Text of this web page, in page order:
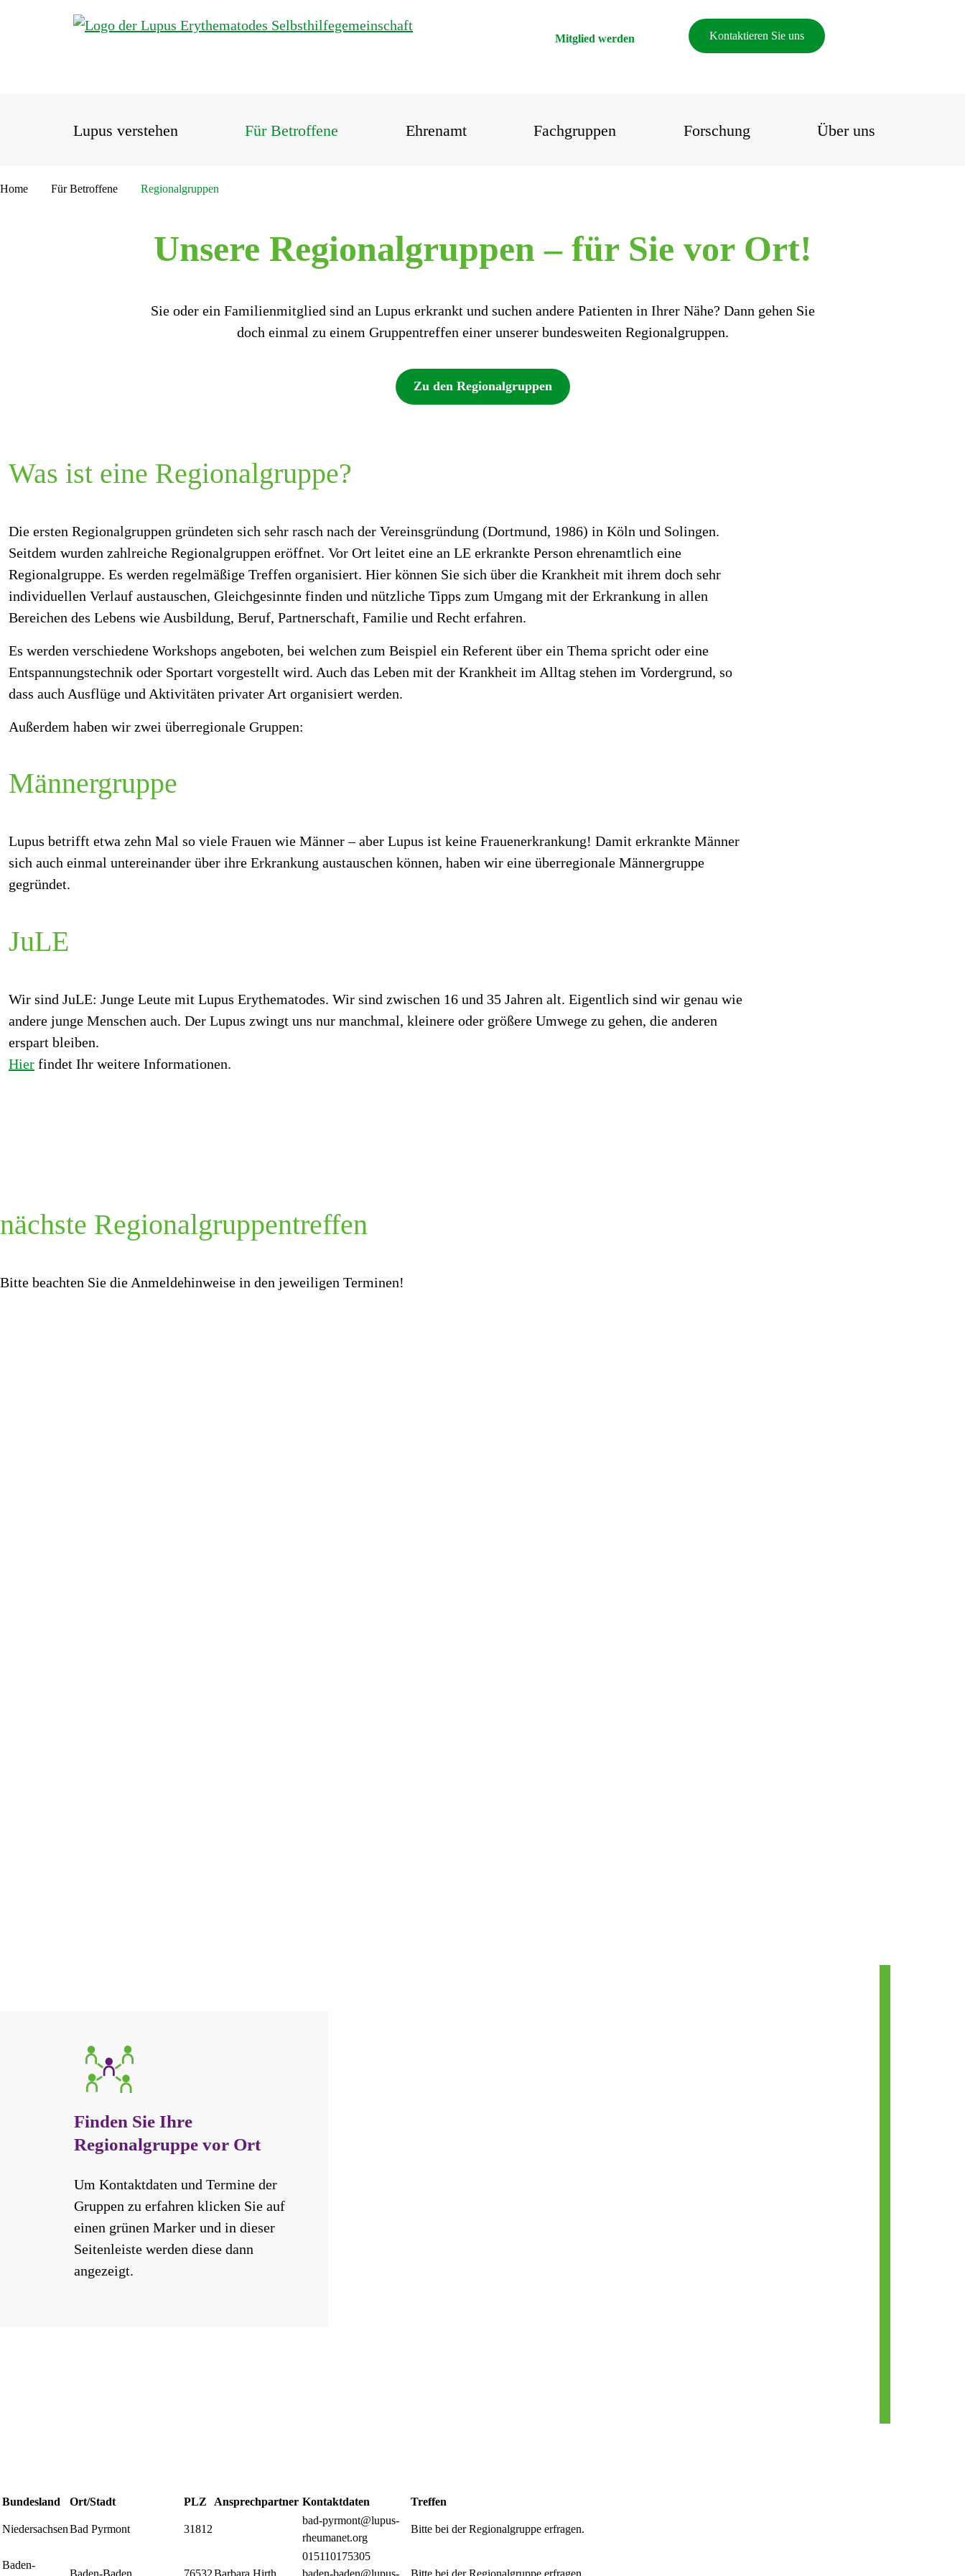
Mitglied werden Kontaktieren Sie uns
Lupus verstehen Für Betroffene Ehrenamt Fachgruppen Forschung Über uns
Home Für Betroffene Regionalgruppen
Unsere Regionalgruppen – für Sie vor Ort!
Sie oder ein Familienmitglied sind an Lupus erkrankt und suchen andere Patienten in Ihrer Nähe? Dann gehen Sie
doch einmal zu einem Gruppentreffen einer unserer bundesweiten Regionalgruppen.
Zu den Regionalgruppen
Was ist eine Regionalgruppe?
Die ersten Regionalgruppen gründeten sich sehr rasch nach der Vereinsgründung (Dortmund, 1986) in Köln und Solingen.
Seitdem wurden zahlreiche Regionalgruppen eröffnet. Vor Ort leitet eine an LE erkrankte Person ehrenamtlich eine
Regionalgruppe. Es werden regelmäßige Treffen organisiert. Hier können Sie sich über die Krankheit mit ihrem doch sehr
individuellen Verlauf austauschen, Gleichgesinnte finden und nützliche Tipps zum Umgang mit der Erkrankung in allen
Bereichen des Lebens wie Ausbildung, Beruf, Partnerschaft, Familie und Recht erfahren.
Es werden verschiedene Workshops angeboten, bei welchen zum Beispiel ein Referent über ein Thema spricht oder eine
Entspannungstechnik oder Sportart vorgestellt wird. Auch das Leben mit der Krankheit im Alltag stehen im Vordergrund, so
dass auch Ausflüge und Aktivitäten privater Art organisiert werden.
Außerdem haben wir zwei überregionale Gruppen:
Männergruppe
Lupus betrifft etwa zehn Mal so viele Frauen wie Männer – aber Lupus ist keine Frauenerkrankung! Damit erkrankte Männer
sich auch einmal untereinander über ihre Erkrankung austauschen können, haben wir eine überregionale Männergruppe
gegründet.
JuLE
Wir sind JuLE: Junge Leute mit Lupus Erythematodes. Wir sind zwischen 16 und 35 Jahren alt. Eigentlich sind wir genau wie
andere junge Menschen auch. Der Lupus zwingt uns nur manchmal, kleinere oder größere Umwege zu gehen, die anderen
erspart bleiben.
Hier findet Ihr weitere Informationen.
nächste Regionalgruppentreffen
Bitte beachten Sie die Anmeldehinweise in den jeweiligen Terminen!
Finden Sie Ihre
Regionalgruppe vor Ort
Um Kontaktdaten und Termine der
Gruppen zu erfahren klicken Sie auf
einen grünen Marker und in dieser
Seitenleiste werden diese dann
angezeigt.
Bundesland Ort/Stadt PLZ Ansprechpartner Kontaktdaten Treffen
NiedersachsenBad Pyrmont 31812
bad-pyrmont@lupus-
rheumanet.org
Bitte bei der Regionalgruppe erfragen.
Baden-
Baden-Baden 76532Barbara Hirth
015110175305
baden-baden@lupus-
Bitte bei der Regionalgruppe erfragen.